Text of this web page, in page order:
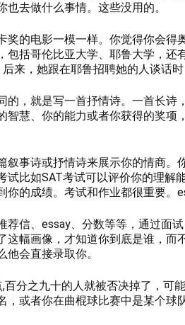
去做什么事情。这些没用的。
奖的电影一模一样。你觉得你会
包括哥伦比亚大学、耶鲁大学，
来，她跟在耶鲁招聘她的人谈话时
的，就是写一首抒情诗。一首长
智慧、你的能力或者你获得的奖
叙事诗或抒情诗来展示你的情商
试比如SAT考试可以评价你的理
的成绩。考试和作业都很重要。
荐信、essay、分数等等，通过面
这幅画像，才知道你到底是谁，
会直接录取你。
分之九十的人就被否决掉了，可
，或者你在曲棍球比赛中是某个球